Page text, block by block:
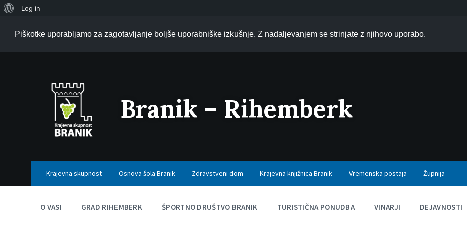
Piškotke uporabljamo za zagotavljanje boljše uporabniške izkušnje. Z nadaljevanjem se strinjate z njihovo uporabo.
Branik – Rihemberk
Krajevna skupnost Osnova šola Branik Zdravstveni dom Krajevna knjižnica Branik Vremenska postaja Župnija
O VASI GRAD RIHEMBERK ŠPORTNO DRUŠTVO BRANIK TURISTIČNA PONUDBA VINARJI DEJAVNOSTI
Log in